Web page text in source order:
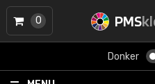
PMS
Donker
0